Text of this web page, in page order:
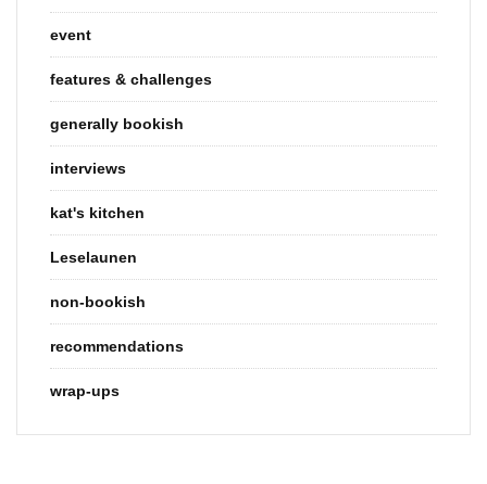
event
features & challenges
generally bookish
interviews
kat's kitchen
Leselaunen
non-bookish
recommendations
wrap-ups